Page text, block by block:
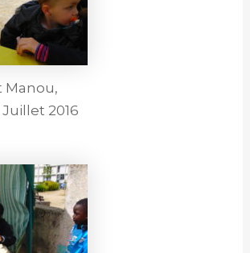
Manou,
2016